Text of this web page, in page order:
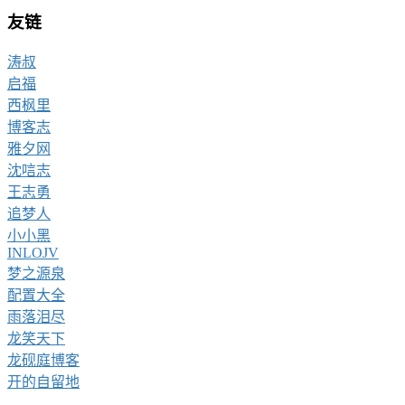
友链
涛叔
启福
西枫里
博客志
雅夕网
沈唁志
王志勇
追梦人
小小黑
INLOJV
梦之源泉
配置大全
雨落泪尽
龙笑天下
龙砚庭博客
开的自留地